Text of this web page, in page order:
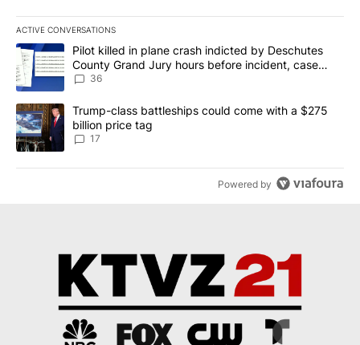
ACTIVE CONVERSATIONS
The following is a list of the most commented articles in the last
A trending article titled "Pilot killed in plane crash indicted by
Pilot killed in plane crash indicted by Deschutes
County Grand Jury hours before incident, case
dismissed following death
36
A trending article titled "Trump-class battleships could come
Trump-class battleships could come with a $275
billion price tag
17
Powered by